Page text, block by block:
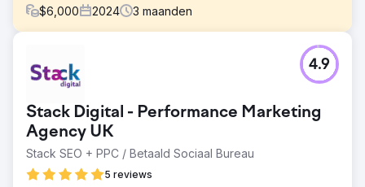
$6,000 2024 3 maanden
Oplossingen: PPC, SEO en website bouwen. Om The Well
Balanced Centre te helpen meer patiënten te krijgen,
aantrekkelijke en gebruiksvriendelijke website die past
bij de demografie van de klant.
Oplossing
ONZE STRATEGIE We begonnen met het begrijpen van
Stack Digital - Performance Marketing
Agency UK
Stack SEO + PPC / Betaald Sociaal Bureau
5 reviews
4.9